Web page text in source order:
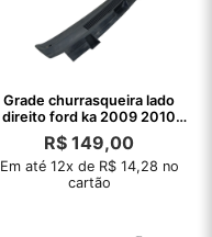
Grade churrasqueira lado
direito ford ka 2009 2010
2011 2012
R$ 149,00
Em até 12x de R$ 14,28 no
cartão